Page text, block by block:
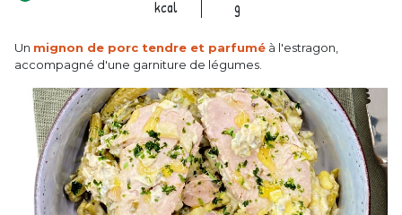
kcal g
Un mignon de porc tendre et parfumé à l'estragon,
accompagné d'une garniture de légumes.